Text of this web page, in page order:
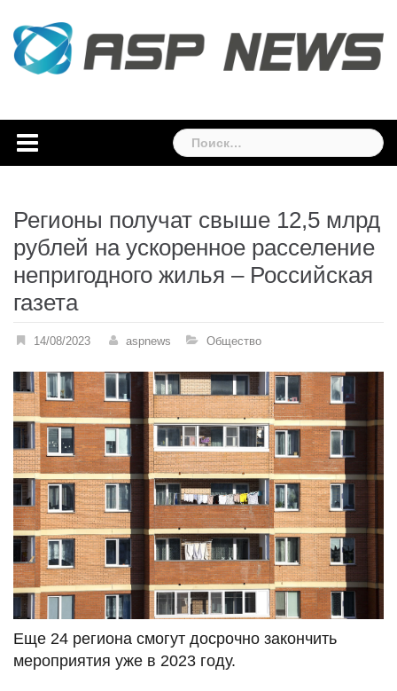
content
Найти:
Регионы получат свыше 12,5 млрд
рублей на ускоренное расселение
непригодного жилья – Российская
газета
14/08/2023 aspnews Общество
Еще 24 региона смогут досрочно закончить
мероприятия уже в 2023 году.